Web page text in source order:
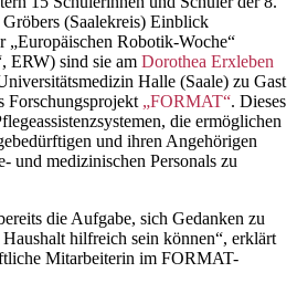
(Saalekreis) Einblick
„Europäischen Robotik-Woche“
ERW) sind sie am Dorothea Erxleben
Halle (Saale) zu Gast
Forschungsprojekt „FORMAT“. Dieses
die ermöglichen
und ihren Angehörigen
und medizinischen Personals zu
die Aufgabe, sich Gedanken zu
hilfreich sein können“, erklärt
Mitarbeiterin im FORMAT-